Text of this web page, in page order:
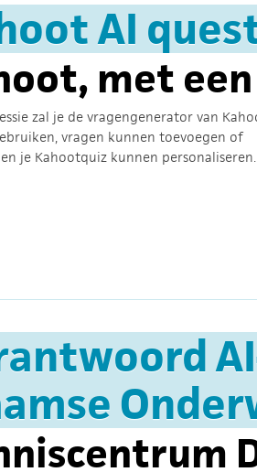
AI
met
zal je de vragengenerator van
vragen kunnen toevoegen of
je Kahootquiz kunnen